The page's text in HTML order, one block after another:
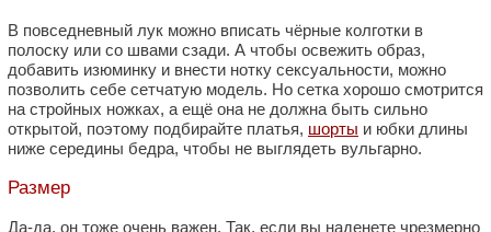
В повседневный лук можно вписать чёрные колготки в
полоску или со швами сзади. А чтобы освежить образ,
добавить изюминку и внести нотку сексуальности, можно
позволить себе сетчатую модель. Но сетка хорошо смотрится
на стройных ножках, а ещё она не должна быть сильно
открытой, поэтому подбирайте платья, шорты и юбки длины
ниже середины бедра, чтобы не выглядеть вульгарно.
Размер
Да-да, он тоже очень важен. Так, если вы наденете чрезмерно